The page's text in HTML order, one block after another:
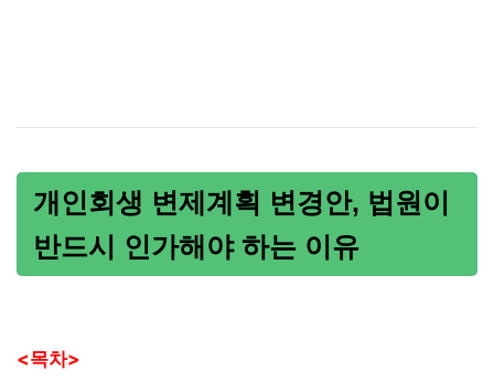
개인회생 변제계획 변경안, 법원이
반드시 인가해야 하는 이유
<목차>